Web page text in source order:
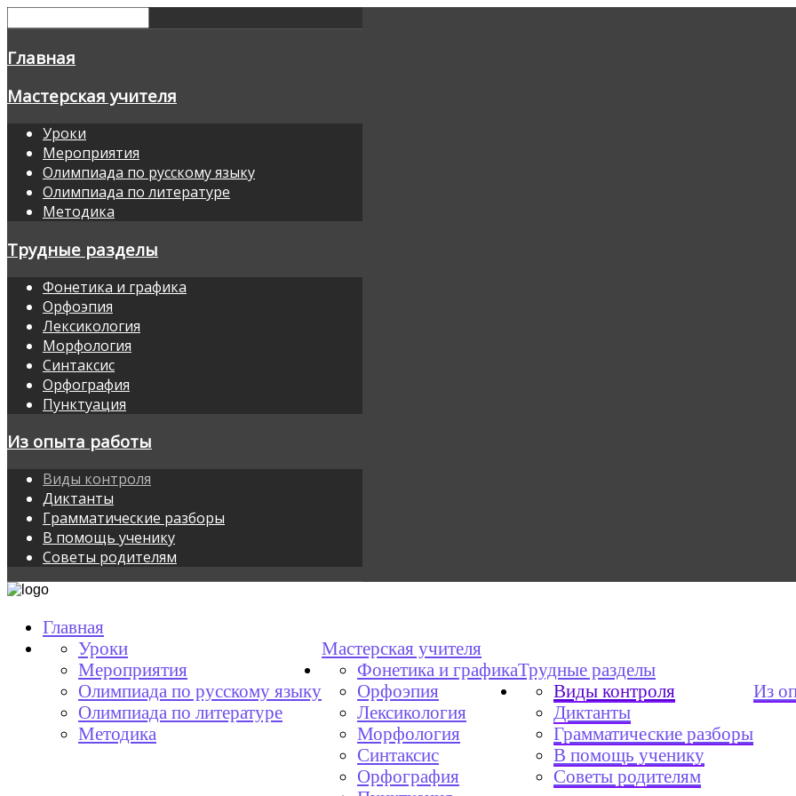
Главная
Мастерская учителя
Уроки
Мероприятия
Олимпиада по русскому языку
Олимпиада по литературе
Методика
Трудные разделы
Фонетика и графика
Орфоэпия
Лексикология
Морфология
Синтаксис
Орфография
Пунктуация
Из опыта работы
Виды контроля
Диктанты
Грамматические разборы
В помощь ученику
Советы родителям
Главная
Мастерская учителя
Уроки
Мероприятия
Олимпиада по русскому языку
Олимпиада по литературе
Методика
Трудные разделы
Фонетика и графика
Орфоэпия
Лексикология
Морфология
Синтаксис
Орфография
Из
Виды контроля
Диктанты
Грамматические разборы
В помощь ученику
Советы родителям